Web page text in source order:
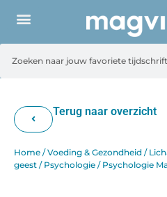
Terug naar overzicht
Home /Voeding & Gezondheid /
geest / Psychologie / Psychologie